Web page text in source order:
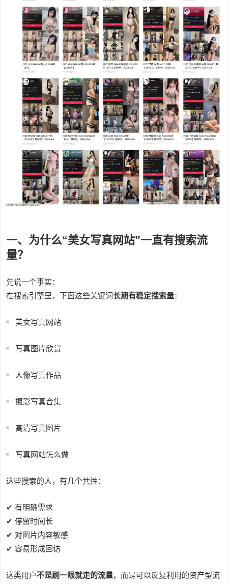
一、为什么“美女写真网站”一直有搜索流
量？
先说一个事实：
在搜索引擎里，下面这些关键词长期有稳定搜索量：
美女写真网站
写真图片欣赏
人像写真作品
摄影写真合集
高清写真图片
写真网站怎么做
这些搜索的人，有几个共性：
✔ 有明确需求
✔ 停留时间长
✔ 对图片内容敏感
✔ 容易形成回访
这类用户不是刷一眼就走的流量，而是可以反复利用的资产型流